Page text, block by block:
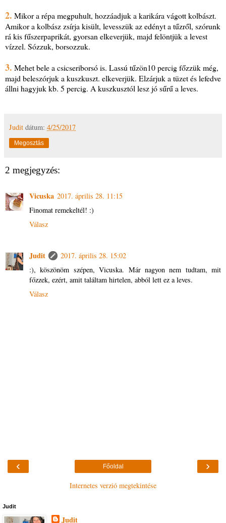
2. Mikor a répa megpuhult, hozzáadjuk a karikára vágott kolbászt.
Amikor a kolbász zsírja kisült, levesszük az edényt a tűzről, szórunk
rá kis fűszerpaprikát, gyorsan elkeverjük, majd felöntjük a levest
vízzel. Sózzuk, borsozzuk.
3. Mehet bele a csicseriborsó is. Lassú tűzön10 percig főzzük még,
majd beleszórjuk a kuszkuszt. elkeverjük. Elzárjuk a tüzet és lefedve
állni hagyjuk kb. 5 percig. A kuszkusztól lesz jó sűrű a leves.
Judit dátum: 4/25/2017
Megosztás
2 megjegyzés:
Vicuska 2017. április 28. 11:15
Finomat remekeltél! :)
Válasz
Judit
2017. április 28. 15:02
:), köszönöm szépen, Vicuska. Már nagyon nem tudtam, mit
főzzek, ezért, amit találtam hirtelen, abból lett ez a leves.
Válasz
‹ ›
Főoldal
Internetes verzió megtekintése
Judit
Judit